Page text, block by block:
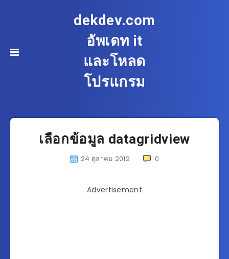
dekdev.com
อัพเดท it
และโหลด
โปรแกรม
เลือกข้อมูล datagridview
24 ตุลาคม 2012 0
Advertisement